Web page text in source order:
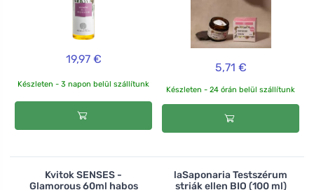
19,97 €
Készleten - 3 napon belül szállítunk
5,71 €
Készleten - 24 órán belül szállítunk
Kvitok SENSES -
Glamorous 60ml habos
laSaponaria Testszérum
striák ellen BIO (100 ml)